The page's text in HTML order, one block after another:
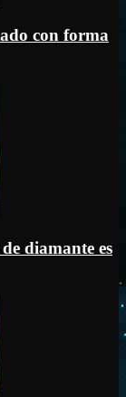
con forma
diamante es